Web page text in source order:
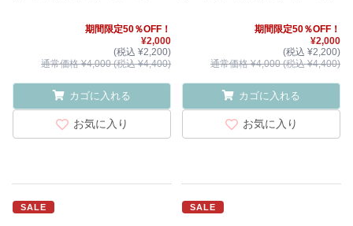
期間限定50％OFF！
¥2,000
(税込 ¥2,200)
通常価格 ¥4,000 (税込 ¥4,400)
カゴに入れる
お気に入り
期間限定50％OFF！
¥2,000
(税込 ¥2,200)
通常価格 ¥4,000 (税込 ¥4,400)
カゴに入れる
お気に入り
SALE SALE